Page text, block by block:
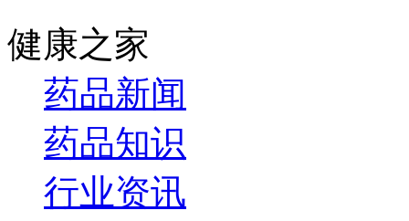
健康之家
药品新闻
药品知识
行业资讯